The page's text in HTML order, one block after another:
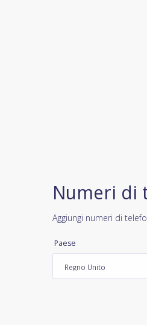
Numeri di
Aggiungi numeri di
Paese